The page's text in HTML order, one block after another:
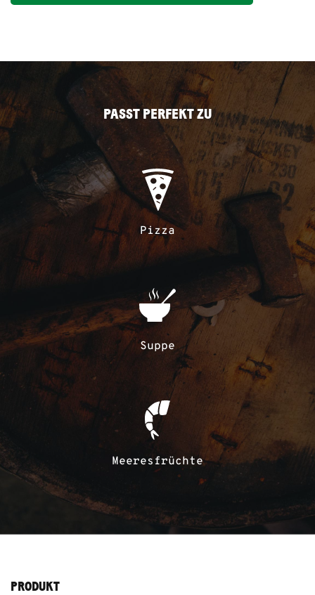
PASST PERFEKT ZU
Pizza
Suppe
Meeresfrüchte
PRODUKT